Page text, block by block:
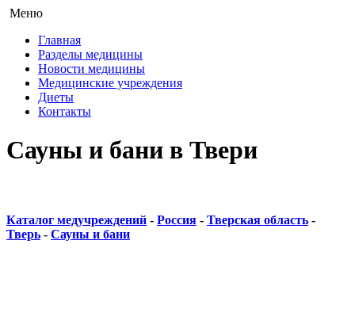
Меню
Главная
Разделы медицины
Новости медицины
Медицинские учреждения
Диеты
Контакты
Сауны и бани в Твери
Каталог медучреждений - Россия - Тверская область -
Тверь - Сауны и бани